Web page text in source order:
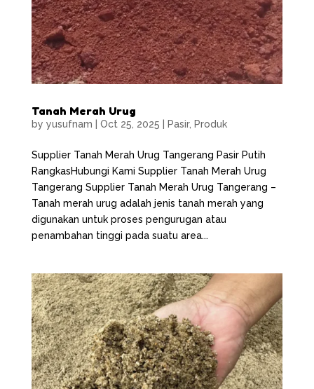
Tanah Merah Urug
by yusufnam Oct 25, 2025 Pasir, Produk
Supplier Tanah Merah Urug Tangerang Pasir Putih
RangkasHubungi Kami Supplier Tanah Merah Urug
Tangerang Supplier Tanah Merah Urug Tangerang –
Tanah merah urug adalah jenis tanah merah yang
digunakan untuk proses pengurugan atau
penambahan tinggi pada suatu area...